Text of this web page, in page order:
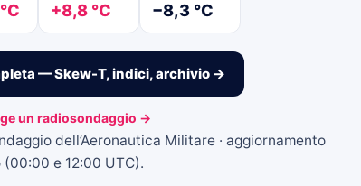
+8,8 °C −8,3 °C
— Skew-T, indici, archivio →
un radiosondaggio →
dell’Aeronautica Militare · aggiornamento
e 12:00 UTC).